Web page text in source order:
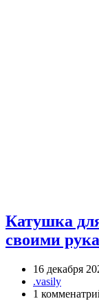
Катушка
своими
16 декабря
.vasily
1